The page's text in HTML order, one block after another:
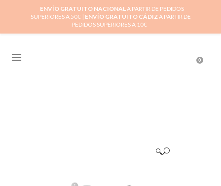
0
🔍
ENVÍO GRATUITO NACIONALA PARTIR DE PEDIDOS
SUPERIORES A 50€ | ENVÍO GRATUITO CÁDIZA PARTIR DE
PEDIDOS SUPERIORES A 10€